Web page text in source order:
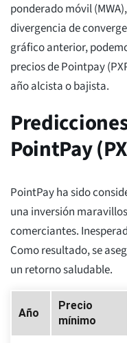
ponderado móvil
divergencia de
gráfico anterior,
precios de Pointpay
año alcista o bajista.
PointPay
PointPay ha sido
una inversión
comerciantes.
Como resultado, se
un retorno saludable.
Año
Precio
mínimo